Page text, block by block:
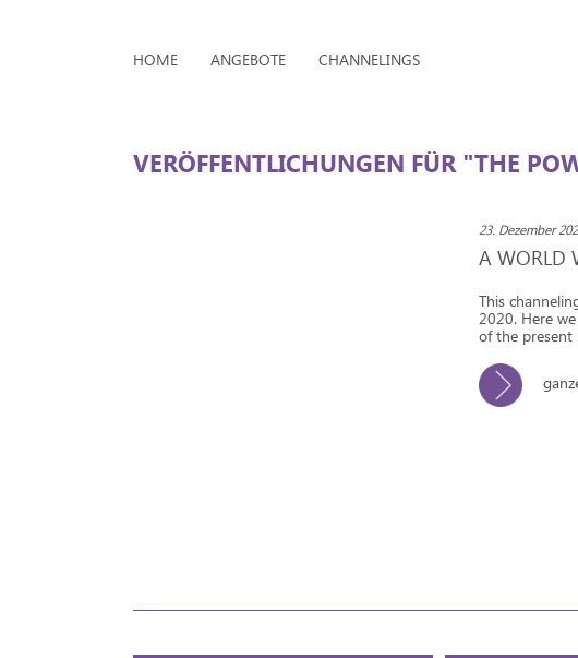
HOME ANGEBOTE CHANNELINGS
VERÖFFENTLICHUNGEN FÜR "THE
23. Dezember
A WORLD
This
2020. Here
of the present